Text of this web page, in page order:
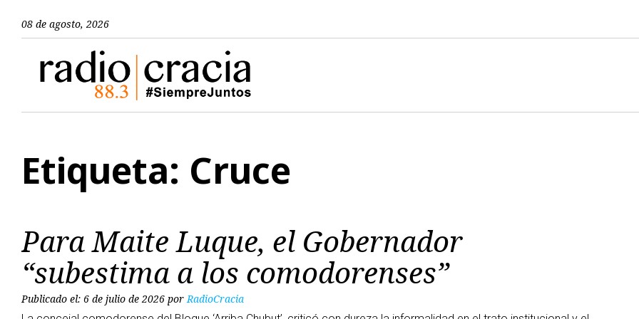
08 de agosto, 2026
Etiqueta: Cruce
Para Maite Luque, el Gobernador
“subestima a los comodorenses”
Publicado el: 6 de julio de 2026 porRadioCracia